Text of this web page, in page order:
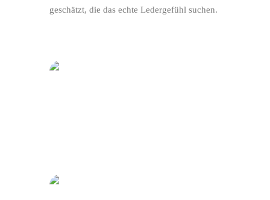
geschätzt, die das echte Ledergefühl suchen.